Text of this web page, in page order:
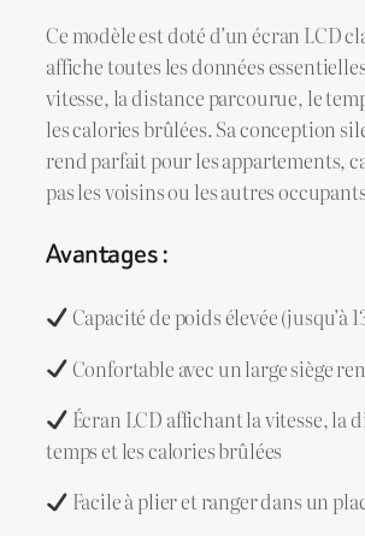
Ce modèle est doté d’un écran LCD
affiche toutes les données
vitesse, la distance parcourue, le
les calories brûlées. Sa conception
rend parfait pour les appartements,
pas les voisins ou les autres
Avantages :
Capacité de poids élevée (jusqu’à
Confortable avec un large siège
Écran LCD affichant la vitesse, la
temps et les calories brûlées
Facile à plier et ranger dans un